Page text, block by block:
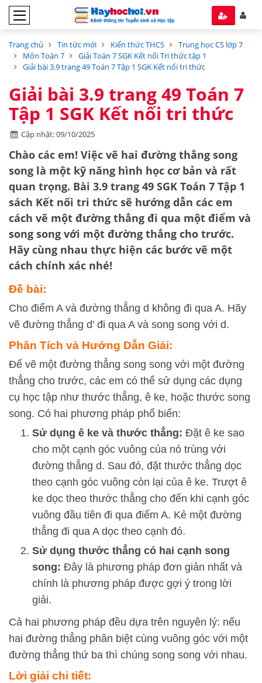
Trang chủ Tin tức mới Kiến thức THCS
Trung học CS lớp 7
Môn Toán 7
Giải Toán 7 SGK Kết nối Tri thức tập 1
Giải bài 3.9 trang 49 Toán 7 Tập 1 SGK Kết nối tri thức
Giải bài 3.9 trang 49 Toán 7
Tập 1 SGK Kết nối tri thức
Cập nhật: 09/10/2025
Chào các em! Việc vẽ hai đường thẳng song
song là một kỹ năng hình học cơ bản và rất
quan trọng. Bài 3.9 trang 49 SGK Toán 7 Tập 1
sách Kết nối tri thức sẽ hướng dẫn các em
cách vẽ một đường thẳng đi qua một điểm và
song song với một đường thẳng cho trước.
Hãy cùng nhau thực hiện các bước vẽ một
cách chính xác nhé!
Đề bài:
Cho điểm A và đường thẳng d không đi qua A. Hãy
vẽ đường thẳng d' đi qua A và song song với d.
Phân Tích và Hướng Dẫn Giải:
Để vẽ một đường thẳng song song với một đường
thẳng cho trước, các em có thể sử dụng các dụng
cụ học tập như thước thẳng, ê ke, hoặc thước song
song. Có hai phương pháp phổ biến:
Sử dụng ê ke và thước thẳng: Đặt ê ke sao
cho một cạnh góc vuông của nó trùng với
đường thẳng d. Sau đó, đặt thước thẳng dọc
theo cạnh góc vuông còn lại của ê ke. Trượt ê
ke dọc theo thước thẳng cho đến khi cạnh góc
vuông đầu tiên đi qua điểm A. Kẻ một đường
thẳng đi qua Adọc theo cạnh đó.
Sử dụng thước thẳng có hai cạnh song
song: Đây là phương pháp đơn giản nhất và
chính là phương pháp được gợi ý trong lời
giải.
Cả hai phương pháp đều dựa trên nguyên lý: nếu
hai đường thẳng phân biệt cùng vuông góc với một
đường thẳng thứ ba thì chúng song song với nhau.
Lời giải chi tiết: